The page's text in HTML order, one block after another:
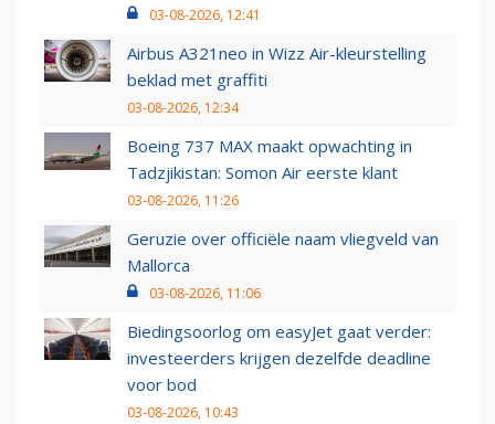
03-08-2026, 12:41
Airbus A321neo in Wizz Air-kleurstelling
beklad met graffiti
03-08-2026, 12:34
Boeing 737 MAX maakt opwachting in
Tadzjikistan: Somon Air eerste klant
03-08-2026, 11:26
Geruzie over officiële naam vliegveld van
Mallorca
03-08-2026, 11:06
Biedingsoorlog om easyJet gaat verder:
investeerders krijgen dezelfde deadline
voor bod
03-08-2026, 10:43